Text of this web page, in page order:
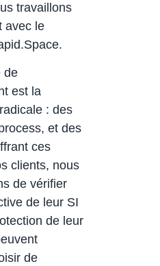
travaillons
avec le
de
est la
: des
et des
ces
clients, nous
de vérifier
de leur SI
de leur
de